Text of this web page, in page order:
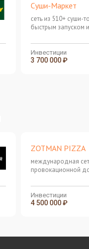
Суши-Маркет
сеть из 510+ суши-
быстрым запуском
Инвестиции
3 700 000 ₽
ZOTMAN PIZZA
международная
провокационной
Инвестиции
4 500 000 ₽